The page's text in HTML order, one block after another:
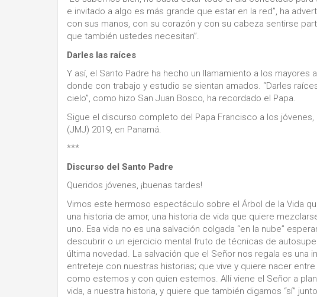
e invitado a algo es más grande que estar en la red”, ha
con sus manos, con su corazón y con su cabeza sentirse
que también ustedes necesitan”.
Darles las raíces
Y así, el Santo Padre ha hecho un llamamiento a los
donde con trabajo y estudio se sientan amados. “Darles
cielo”, como hizo San Juan Bosco, ha recordado el Papa.
Sigue el discurso completo del Papa Francisco a los
(JMJ) 2019, en Panamá.
***
Discurso del Santo Padre
Queridos jóvenes, ¡buenas tardes!
Vimos este hermoso espectáculo sobre el Árbol de la Vida
una historia de amor, una historia de vida que quiere
uno. Esa vida no es una salvación colgada “en la nube”
descubrir o un ejercicio mental fruto de técnicas de
última novedad. La salvación que el Señor nos regala es una
entreteje con nuestras historias; que vive y quiere nacer
como estemos y con quien estemos. Allí viene el Señor a
vida, a nuestra historia, y quiere que también digamos “sí”